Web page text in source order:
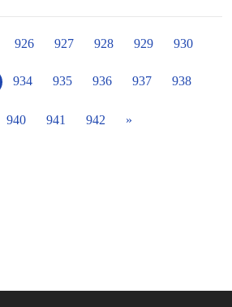
926 927 928 929 930
934 935 936 937 938
940 941 942 »